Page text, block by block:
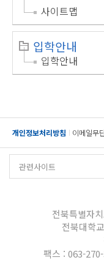
사이트맵
입학안내
입학안내
개인정보처리방침 이메일무
전북특별자
전북대학
팩스 : 063-